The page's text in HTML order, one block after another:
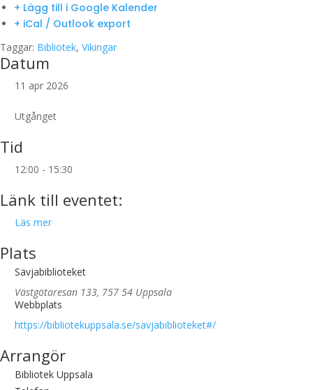
+ Lägg till i Google Kalender
+ iCal / Outlook export
Taggar: Bibliotek, Vikingar
Datum
11 apr 2026
Utgånget
Tid
12:00 - 15:30
Länk till eventet:
Läs mer
Plats
Sävjabiblioteket
Västgötaresan 133, 757 54 Uppsala
Webbplats
https://bibliotekuppsala.se/savjabiblioteket#/
Arrangör
Bibliotek Uppsala